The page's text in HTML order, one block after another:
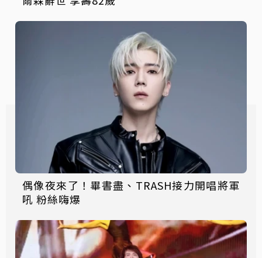
偶像夜來了！畢書盡、TRASH接力開唱將軍
吼 粉絲嗨爆